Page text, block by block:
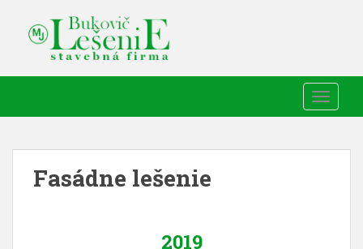
Fasádne lešenie
2019